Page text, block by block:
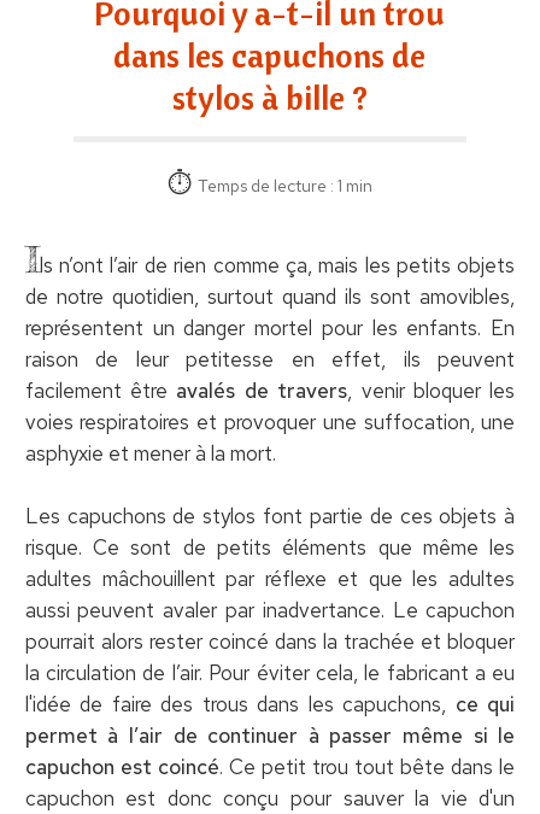
Pourquoi y a-t-il un trou
dans les capuchons de
stylos à bille ?
Temps de lecture : 1 min
Ils n’ont l’air de rien comme ça, mais les petits objets
de notre quotidien, surtout quand ils sont amovibles,
représentent un danger mortel pour les enfants. En
raison de leur petitesse en effet, ils peuvent
facilement être avalés de travers, venir bloquer les
voies respiratoires et provoquer une suffocation, une
asphyxie et mener à la mort.
Les capuchons de stylos font partie de ces objets à
risque. Ce sont de petits éléments que même les
adultes mâchouillent par réflexe et que les adultes
aussi peuvent avaler par inadvertance. Le capuchon
pourrait alors rester coincé dans la trachée et bloquer
la circulation de l’air. Pour éviter cela, le fabricant a eu
l'idée de faire des trous dans les capuchons, ce qui
permet à l’air de continuer à passer même si le
capuchon est coincé. Ce petit trou tout bête dans le
capuchon est donc conçu pour sauver la vie d'un